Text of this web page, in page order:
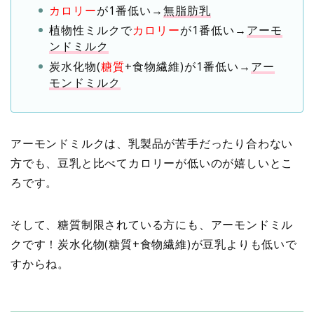
カロリーが1番低い→無脂肪乳
植物性ミルクでカロリーが1番低い→ アーモ
ンドミルク
炭水化物(糖質+食物繊維)が1番低い→ アー
モンドミルク
アーモンドミルクは、乳製品が苦手だったり合わない
方でも、豆乳と比べてカロリーが低いのが嬉しいとこ
ろです。
そして、糖質制限されている方にも、アーモンドミル
クです！炭水化物(糖質+食物繊維)が豆乳よりも低いで
すからね。